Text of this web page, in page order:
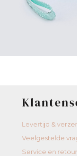
Levertijd &
Veelgestelde
Service en